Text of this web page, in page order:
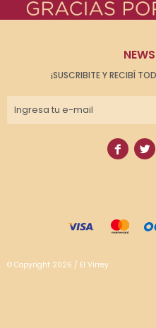
¡SUSCRIBITE Y RECIBÍ
 
© Copyright 2026 / El Virrey